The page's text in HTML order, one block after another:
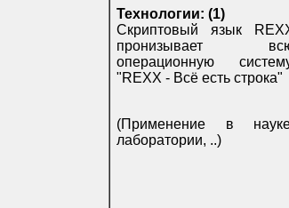
Технологии: (1)
Скриптовый язык
пронизывает
операционную
"REXX - Всё есть строка"
(Применение в
лаборатории, ..)